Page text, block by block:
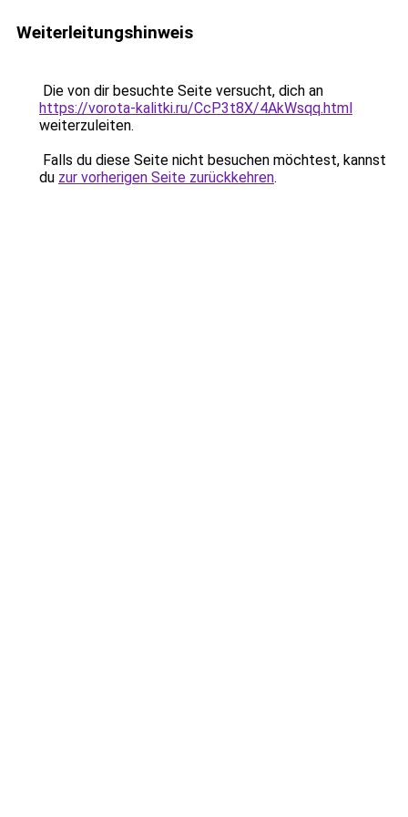
Weiterleitungshinweis
Die von dir besuchte Seite versucht, dich an
https://vorota-kalitki.ru/CcP3t8X/4AkWsqq.html
weiterzuleiten.
Falls du diese Seite nicht besuchen möchtest, kannst
du zur vorherigen Seite zurückkehren.